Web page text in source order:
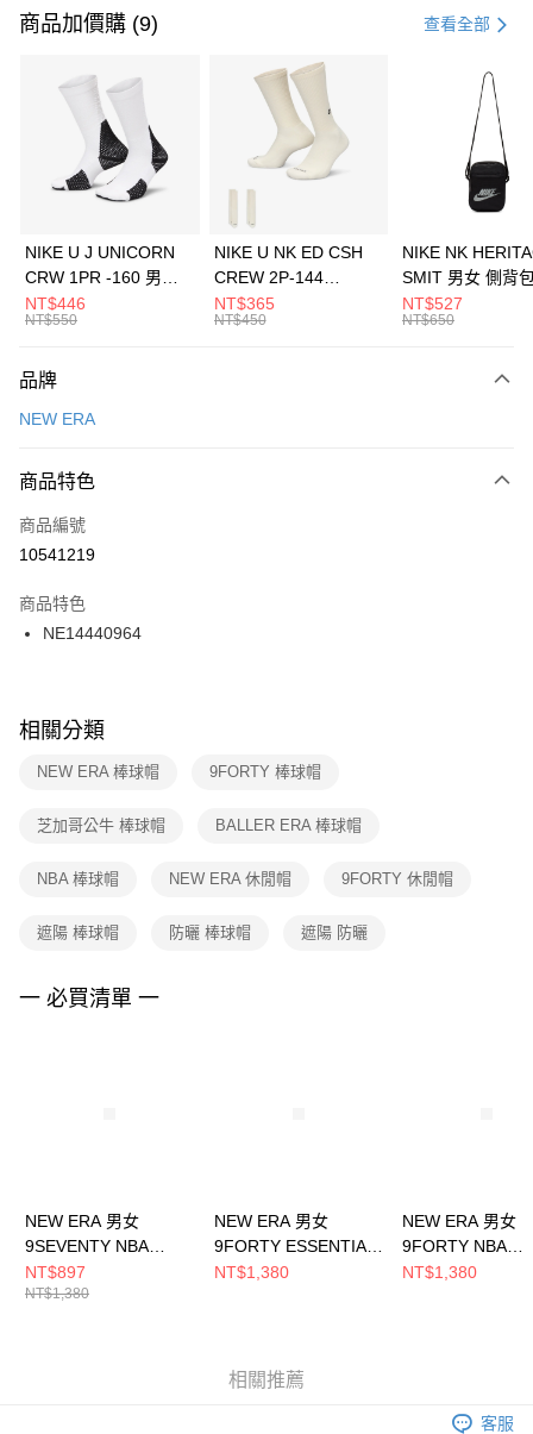
信用卡一次付款
3 期 0 利率 每期 21家銀行
合作金庫商業銀行
第一商業銀行
華南商業銀行
彰化商業銀行
上海商業儲蓄銀行
元大商業銀行
台灣樂天信用卡公司
Apple Pay
全盈+PAY
AFTEE先享後付
【關於「AFTEE先享後付」】
便利好安心！
３．安心：先確認商品／服務後，再付款。
【「AFTEE先享後付」結帳流程】
１．於結帳方式選擇「AFTEE先享後付」後，將跳轉至「AFTEE先享後付」
２．訂單成立數日內，您將收到繳費通知簡訊。
３．收到繳費通知簡訊後14天內，點擊此簡訊中的連結，可透過四大超商／
ATM／網路銀行／等多元方式進行付款，方視為交易完成。
※ 交易是否成功請以「AFTEE先享後付 」之結帳頁面顯示為準，若有關於
是否繳費成功／繳費後需取消欲退款等相關疑問，請聯繫「AFTEE先享後付
客戶支援中心」https://netprotections.freshdesk.com/support/home
１．透過由恩沛科技股份有限公司提供之「AFTEE先享後付」服務完成之交
權轉讓予恩沛科技股份有限公司。
３．未成年的使用者請事先徵得法定代理人或監護人之同意方可使用
４．使用「AFTEE先享後付」時，將依據個別帳號之用戶狀況，依本公司即
運送方式
每筆NT$100，滿NT$1,500(含以上)免運費
宅配
每筆NT$100，滿NT$1,500(含以上)免運費
付款後門市自取
每筆NT$100，滿NT$1,500(含以上)免運費
商品加價購 (9) 查看全部
NIKE U J UNICORN
CRW 1PR -160 男女
中統襪 FZ3393100
NT$446
NT$550
NIKE U NK ED CSH
CREW 2P-144
EMBRDY 男女 短統襪
FZ3073133
NT$365
NT$450
NIKE NK
SMIT 男女 側背
BA5871010
NT$527
NT$650
品牌
NEW ERA
商品特色
商品編號
10541219
商品特色
NE14440964
相關分類
NEW ERA 棒球帽 9FORTY 棒球帽
芝加哥公牛 棒球帽 BALLER ERA 棒球帽
NBA 棒球帽 NEW ERA 休閒帽 9FORTY 休閒帽
遮陽 棒球帽 防曬 棒球帽 遮陽 防曬
一 必買清單 一
NEW ERA 男女
9SEVENTY NBA
RACING 芝加哥公牛
黑 NE14700451
NT$897
NT$1,380
NEW ERA 男女
9FORTY ESSENTIAL
NBA BASIC 芝加哥公
NT$1,380
NEW ERA 男女
9FORTY NBA
BALLER ERA 波
NT$1,380
相關推薦
客服